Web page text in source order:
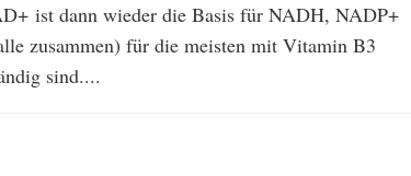
ist dann wieder die Basis für NADH, NADP+
zusammen) für die meisten mit Vitamin B3
sind....